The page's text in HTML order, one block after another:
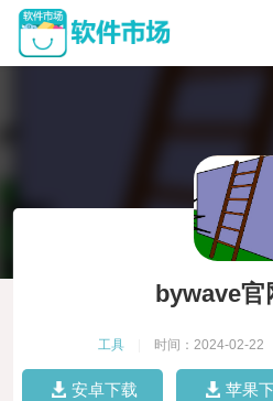
bywave官
工具 时间：2024-02-22
安卓下载 苹果